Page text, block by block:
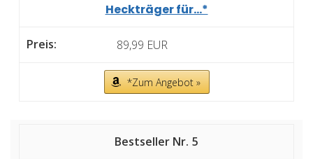
Heckträger für...*
89,99 EUR
*Zum Angebot »
5